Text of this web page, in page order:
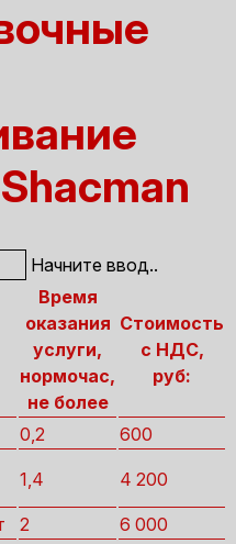
Начните ввод..
Время
оказания
услуги,
нормочас,
не более
Стоимость
с НДС,
руб:
0,2
600
1,4 4 200
2
6 000